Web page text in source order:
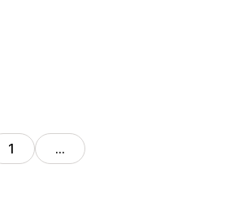
1 …